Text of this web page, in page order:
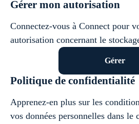
Gérer mon autorisation
Connectez-vous à Connect pour
autorisation concernant le
Gérer
Politique de confidentialité
Apprenez-en plus sur les
vos données personnelles dans le